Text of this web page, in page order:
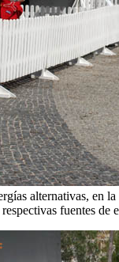
alternativas, en
fuentes